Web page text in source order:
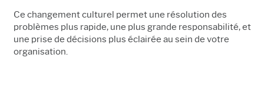
Ce changement culturel permet une résolution des
problèmes plus rapide, une plus grande responsabilité, et
une prise de décisions plus éclairée au sein de votre
organisation.